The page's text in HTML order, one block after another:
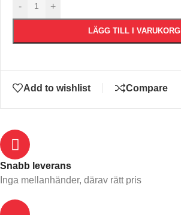
- +
LÄGG TILL I VARUKORG
Add to wishlist Compare
Snabb leverans​
Inga mellanhänder, därav rätt pris